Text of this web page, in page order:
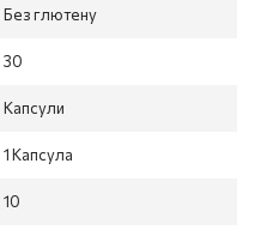
Без глютену
30
Капсули
1 Капсула
10